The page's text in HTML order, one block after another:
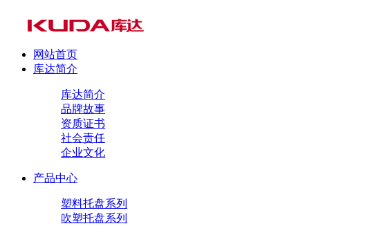
网站首页
库达简介
库达简介
品牌故事
资质证书
社会责任
企业文化
产品中心
塑料托盘系列
吹塑托盘系列